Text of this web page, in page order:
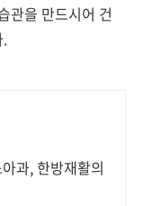
관을 만드시어 건
.
과, 한방재활의